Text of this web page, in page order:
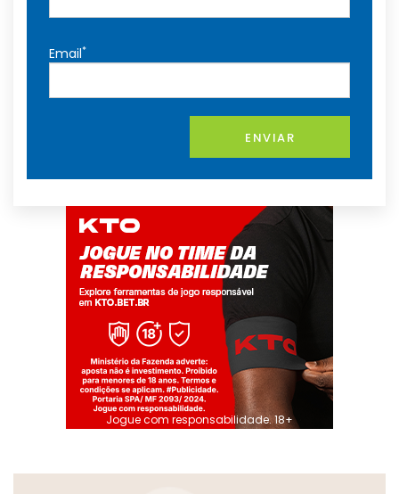
Email*
ENVIAR
Jogue com responsabilidade. 18+